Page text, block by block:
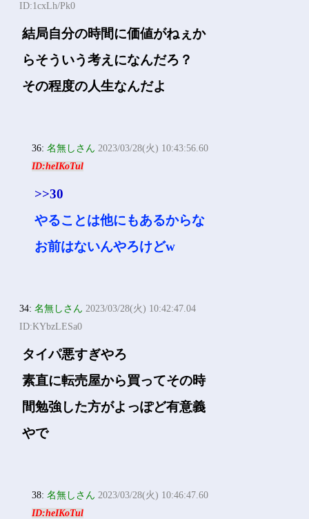
ID:1cxLh/Pk0
結局自分の時間に価値がねぇか
らそういう考えになんだろ？
その程度の人生なんだよ
36:名無しさん 2023/03/28(火) 10:43:56.60
ID:heIKoTul
>>30
やることは他にもあるからな
お前はないんやろけどw
34:名無しさん 2023/03/28(火) 10:42:47.04
ID:KYbzLESa0
タイパ悪すぎやろ
素直に転売屋から買ってその時
間勉強した方がよっぽど有意義
やで
38:名無しさん 2023/03/28(火) 10:46:47.60
ID:heIKoTul